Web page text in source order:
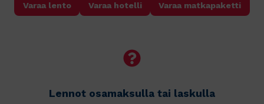
Varaa lento Varaa hotelli Varaa matkapaketti
Lennot osamaksulla tai laskulla